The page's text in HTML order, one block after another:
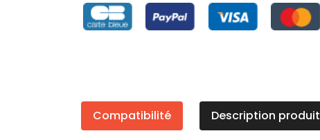
Compatibilité Description produit